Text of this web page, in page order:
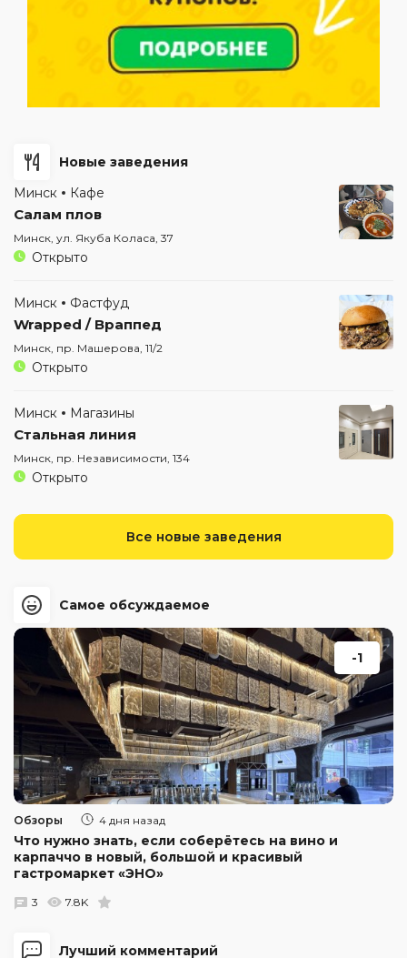
Новые заведения
Минск
Кафе
Салам плов
Минск, ул. Якуба Коласа, 37
Открыто
Минск Фастфуд
Wrapped / Враппед
Минск, пр. Машерова, 11/2
Открыто
Минск Магазины
Стальная линия
Минск, пр. Независимости, 134
Открыто
Все новые заведения
Лучший комментарий
Самое обсуждаемое
-1
Обзоры 4 дня назад
Что нужно знать, если соберётесь на вино и
карпаччо в новый, большой и красивый
гастромаркет «ЭНО»
3 7.8K